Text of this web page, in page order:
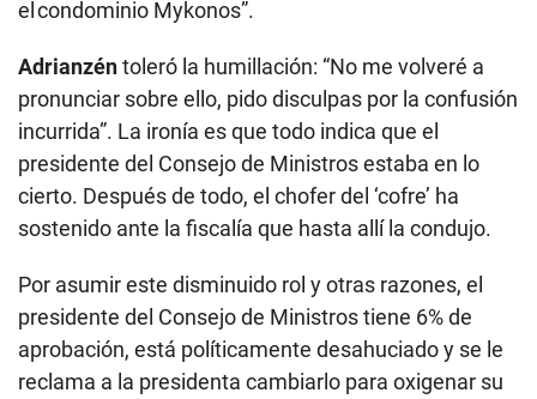
el condominio Mykonos”.
Adrianzéntoleró la humillación: “No me volveré a
pronunciar sobre ello, pido disculpas por la confusión
incurrida”. La ironía es que todo indica que el
presidente del Consejo de Ministros estaba en lo
cierto. Después de todo, el chofer del ‘cofre’ ha
sostenido ante la fiscalía que hasta allí la condujo.
Por asumir este disminuido rol y otras razones, el
presidente del Consejo de Ministros tiene 6% de
aprobación, está políticamente desahuciado y se le
reclama a la presidenta cambiarlo para oxigenar su